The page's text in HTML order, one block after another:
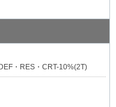
・RES・CRT-10%(2T)